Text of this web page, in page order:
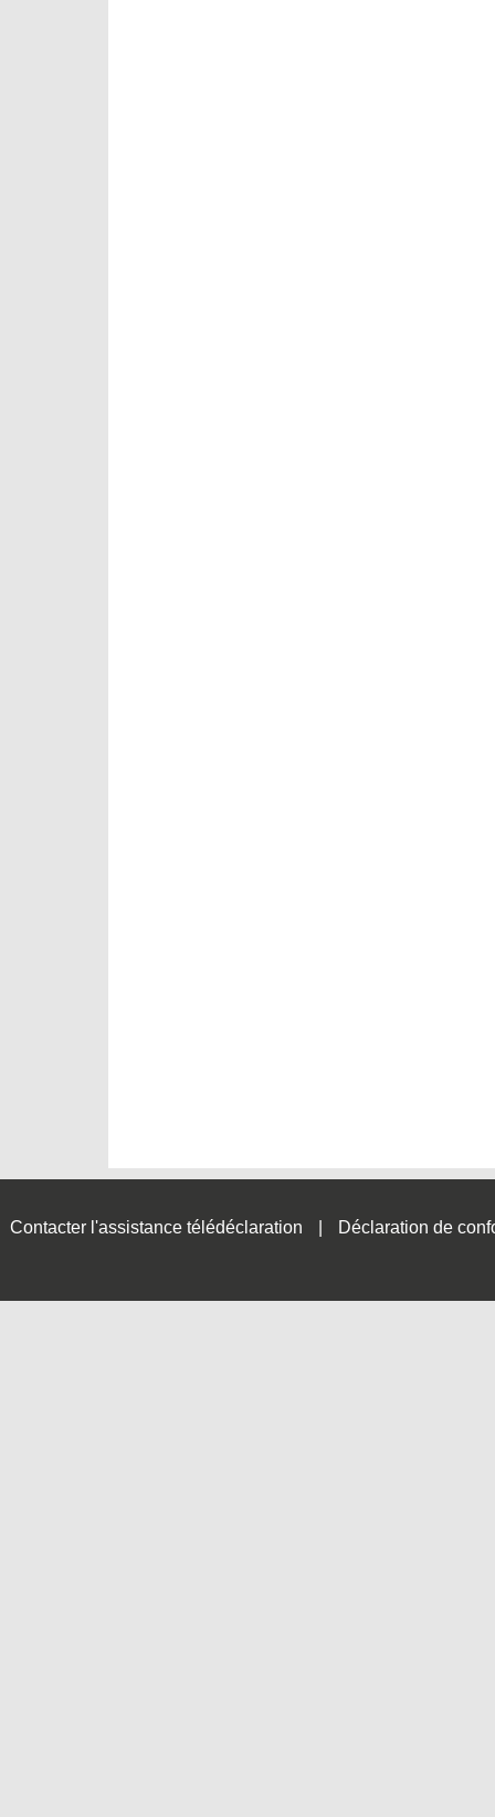
Contacter l'assistance télédéclaration Déclaration de